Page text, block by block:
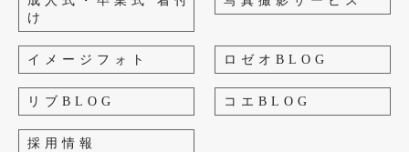
け
イメージフォト ロゼオBLOG
リブBLOG コエBLOG
採用情報